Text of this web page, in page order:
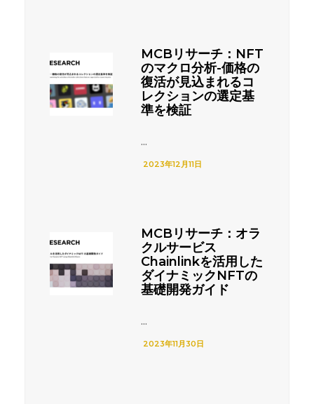
MCBリサーチ：NFT
のマクロ分析-価格の
復活が見込まれるコ
レクションの選定基
準を検証
...
2023年12月11日
MCBリサーチ：オラ
クルサービス
Chainlinkを活用した
ダイナミックNFTの
基礎開発ガイド
...
2023年11月30日